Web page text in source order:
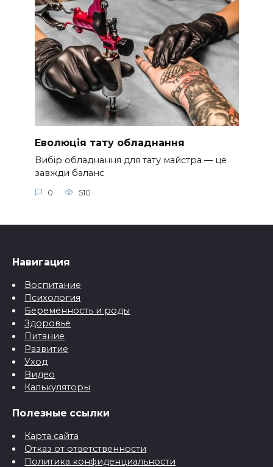
Еволюція тату обладнання
Вибір обладнання для тату майстра — це
завжди баланс
0 510
Навигация
Воспитание
Психология
Беременность и роды
Здоровье
Питание
Развитие
Уход
Видео
Калькуляторы
Полезные ссылки
Карта сайта
Отказ от ответственности
Политика конфиденциальности